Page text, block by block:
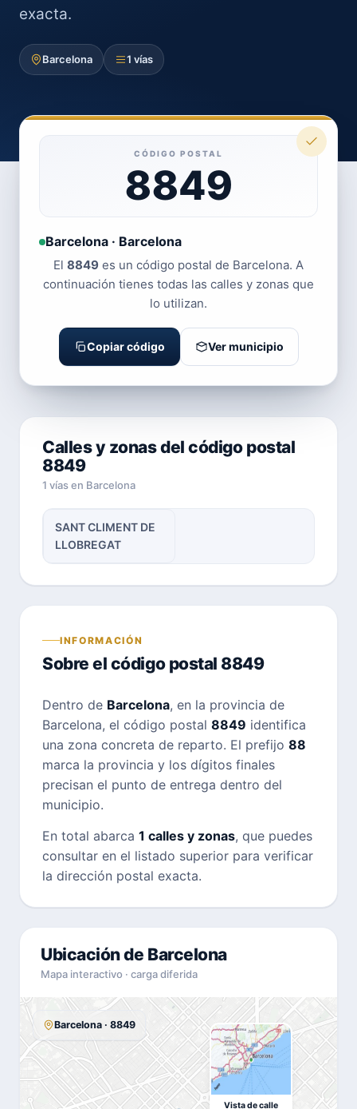
exacta.
Barcelona 1 vías
CÓDIGO POSTAL
8849
Barcelona · Barcelona
El 8849 es un código postal de Barcelona. A
continuación tienes todas las calles y zonas que
lo utilizan.
Copiar código Ver municipio
Calles y zonas del código postal
8849
1 vías en Barcelona
SANT CLIMENT DE
LLOBREGAT
INFORMACIÓN
Sobre el código postal 8849
Dentro de Barcelona, en la provincia de
Barcelona, el código postal 8849 identifica
una zona concreta de reparto. El prefijo 88
marca la provincia y los dígitos finales
precisan el punto de entrega dentro del
municipio.
En total abarca 1 calles y zonas, que puedes
consultar en el listado superior para verificar
la dirección postal exacta.
Ubicación de Barcelona
Mapa interactivo · carga diferida
Barcelona · 8849
Vista de calle